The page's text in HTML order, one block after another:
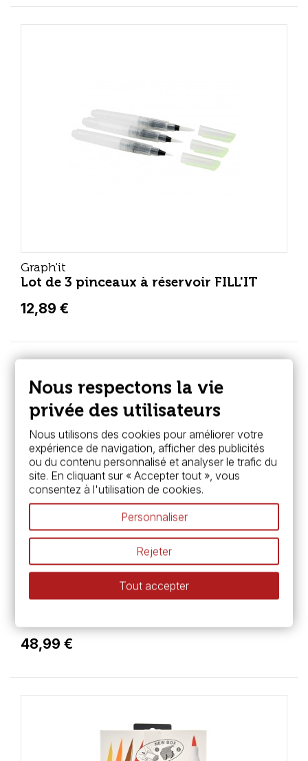
Graph'it
Lot de 3 pinceaux à réservoir FILL'IT
12,89 €
Graph'it
48,99 €
Nous respectons la vie
privée des utilisateurs
Nous utilisons des cookies pour améliorer votre
expérience de navigation, afficher des publicités
ou du contenu personnalisé et analyser le trafic du
site. En cliquant sur « Accepter tout », vous
consentez à l'utilisation de cookies.
Personnaliser
Rejeter
Tout accepter